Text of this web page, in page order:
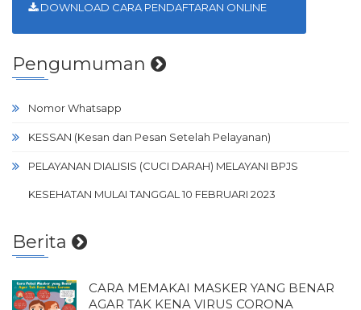
DOWNLOAD CARA PENDAFTARAN ONLINE
Pengumuman
Nomor Whatsapp
KESSAN (Kesan dan Pesan Setelah Pelayanan)
PELAYANAN DIALISIS (CUCI DARAH) MELAYANI BPJS
KESEHATAN MULAI TANGGAL 10 FEBRUARI 2023
Berita
CARA MEMAKAI MASKER YANG BENAR
AGAR TAK KENA VIRUS CORONA